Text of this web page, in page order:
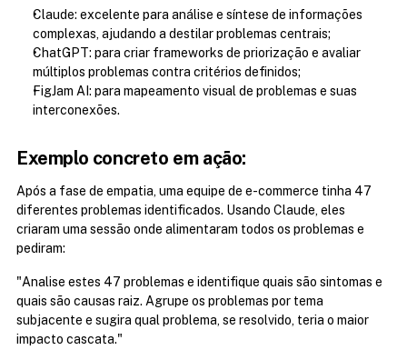
Claude: excelente para análise e síntese de informações
complexas, ajudando a destilar problemas centrais;
ChatGPT: para criar frameworks de priorização e avaliar
múltiplos problemas contra critérios definidos;
FigJam AI: para mapeamento visual de problemas e suas
interconexões.
Exemplo concreto em ação:
Após a fase de empatia, uma equipe de e-commerce tinha 47
diferentes problemas identificados. Usando Claude, eles
criaram uma sessão onde alimentaram todos os problemas e
pediram:
"Analise estes 47 problemas e identifique quais são sintomas e
quais são causas raiz. Agrupe os problemas por tema
subjacente e sugira qual problema, se resolvido, teria o maior
impacto cascata."